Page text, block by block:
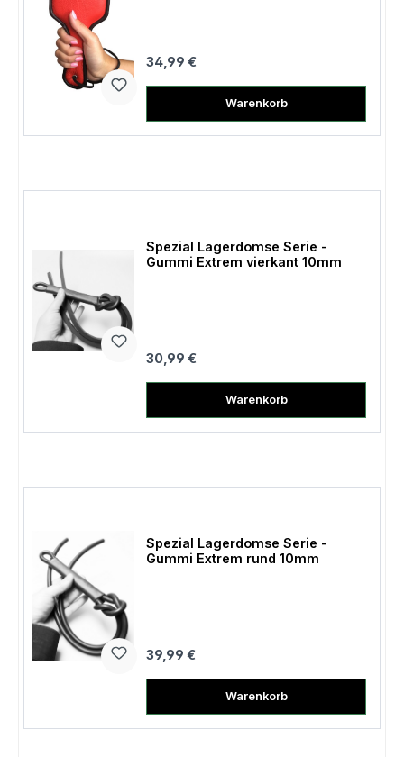
Regulärer Preis:
34,99 €
Warenkorb
Spezial Lagerdomse Serie -
Gummi Extrem vierkant 10mm
Regulärer Preis:
30,99 €
Warenkorb
Spezial Lagerdomse Serie -
Gummi Extrem rund 10mm
Regulärer Preis:
39,99 €
Warenkorb